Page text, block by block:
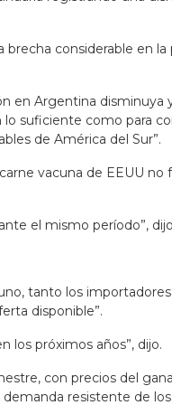
brecha considerable en la
en Argentina disminuya
suficiente como para
de América del Sur”.
vacuna de EEUU no
el mismo período”,
tanto los
disponible”.
los próximos años”, dijo.
con precios del
resistente de los